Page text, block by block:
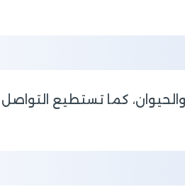
والحيوان، كما تستطيع